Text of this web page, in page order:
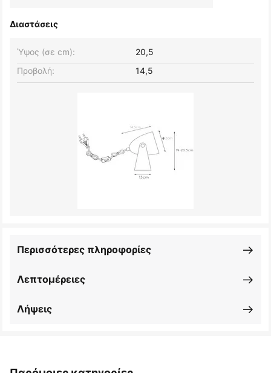
Διαστάσεις
Ύψος (σε cm):
20,5
Προβολή:
14,5
Λεπτομέρειες
Περισσότερες πληροφορίες
Λήψεις